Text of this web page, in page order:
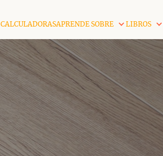
CALCULADORASAPRENDE SOBRE LIBROS